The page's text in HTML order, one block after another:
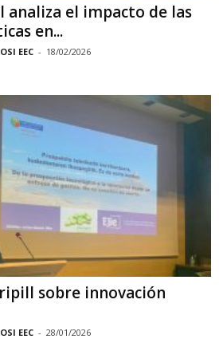
analiza el impacto de las
en...
EEC - 18/02/2026
sobre innovación
EEC - 28/01/2026